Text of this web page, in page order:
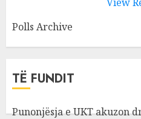
Polls Archive
TË FUNDIT
Punonjësja e UKT akuzon